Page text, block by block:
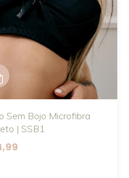
Sem Bojo Microfibra
| SSB1